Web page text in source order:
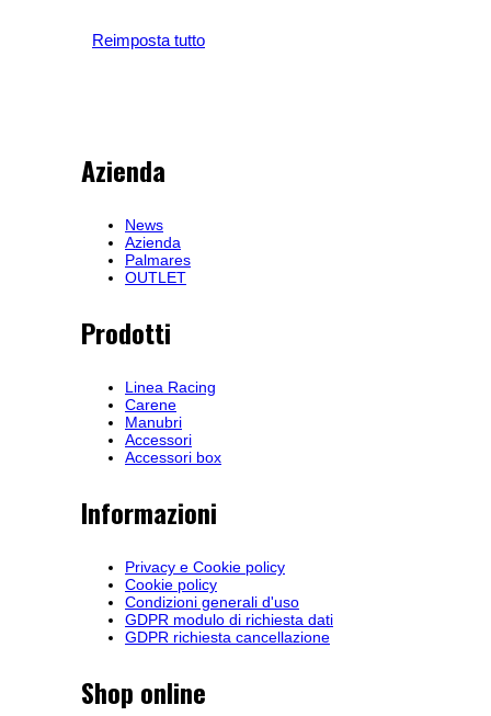
Reimposta tutto
Azienda
News
Azienda
Palmares
OUTLET
Prodotti
Linea Racing
Carene
Manubri
Accessori
Accessori box
Informazioni
Privacy e Cookie policy
Cookie policy
Condizioni generali d'uso
GDPR modulo di richiesta dati
GDPR richiesta cancellazione
Shop online